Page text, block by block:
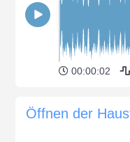
00:00:02